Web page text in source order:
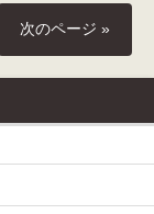
次のページ »